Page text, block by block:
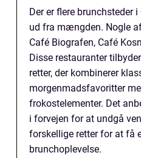
Der er flere brunchsteder
ud fra mængden. Nogle
Café Biografen, Café
Disse restauranter
retter, der kombinerer
morgenmadsfavoritter
frokostelementer. Det
i forvejen for at undgå
forskellige retter for at få
brunchoplevelse.